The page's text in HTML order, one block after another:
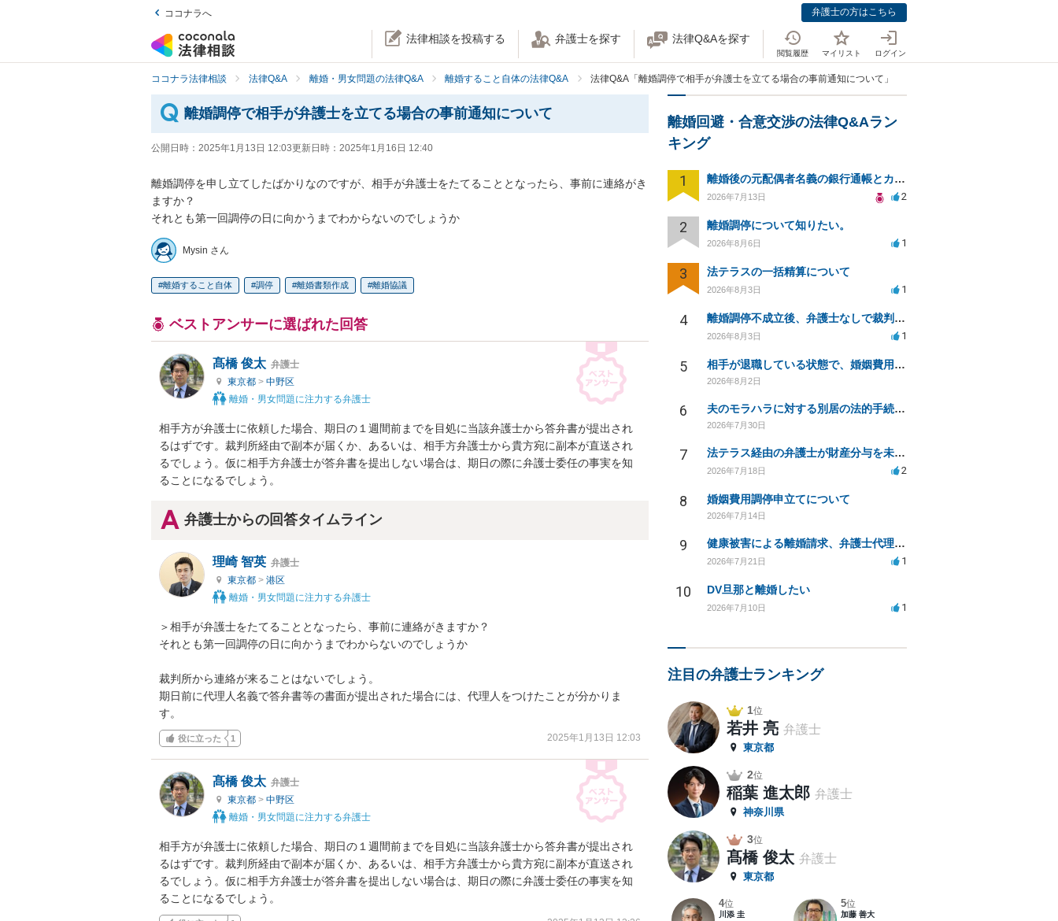
ココナラへ 弁護士の方はこちら
法律相談を投稿する 弁護士を探す 法律Q&Aを探す
閲覧履歴 マイリスト ログイン
ココナラ法律相談 法律Q&A 離婚・男女問題の法律Q&A 離婚すること自体の法律Q&A 法律Q&A「離婚調停で相手が弁護士を立てる場合の事前通知について」
離婚調停で相手が弁護士を立てる場合の事前通知について
公開日時： 2025年1月13日 12:03更新日時： 2025年1月16日 12:40
離婚調停を申し立てしたばかりなのですが、相手が弁護士をたてることとなったら、事前に連絡がき
ますか？
それとも第一回調停の日に向かうまでわからないのでしょうか
Mysin さん
離婚すること自体 調停 離婚書類作成 離婚協議
ベストアンサーに選ばれた回答
髙橋 俊太 弁護士
東京都 > 中野区
離婚・男女問題に注力する弁護士
相手方が弁護士に依頼した場合、期日の１週間前までを目処に当該弁護士から答弁書が提出され
るはずです。裁判所経由で副本が届くか、あるいは、相手方弁護士から貴方宛に副本が直送され
るでしょう。仮に相手方弁護士が答弁書を提出しない場合は、期日の際に弁護士委任の事実を知
ることになるでしょう。
弁護士からの回答タイムライン
理崎 智英 弁護士
東京都 > 港区
離婚・男女問題に注力する弁護士
＞相手が弁護士をたてることとなったら、事前に連絡がきますか？
それとも第一回調停の日に向かうまでわからないのでしょうか
裁判所から連絡が来ることはないでしょう。
期日前に代理人名義で答弁書等の書面が提出された場合には、代理人をつけたことが分かりま
す。
役に立った 1 2025年1月13日 12:03
髙橋 俊太 弁護士
東京都 > 中野区
離婚・男女問題に注力する弁護士
相手方が弁護士に依頼した場合、期日の１週間前までを目処に当該弁護士から答弁書が提出され
るはずです。裁判所経由で副本が届くか、あるいは、相手方弁護士から貴方宛に副本が直送され
るでしょう。仮に相手方弁護士が答弁書を提出しない場合は、期日の際に弁護士委任の事実を知
ることになるでしょう。
離婚回避・合意交渉の法律Q&Aラン
キング
1 離婚後の元配偶者名義の銀行通帳とカードの処分方法について
2026年7月13日 2
2 離婚調停について知りたい。
2026年8月6日 1
3 法テラスの一括精算について
2026年8月3日 1
4 離婚調停不成立後、弁護士なしで裁判を進める方法は？
2026年8月3日 1
5 相手が退職している状態で、婚姻費用分担請求は可能でしょうか？
2026年8月2日
6 夫のモラハラに対する別居の法的手続き相談
2026年7月30日
7 法テラス経由の弁護士が財産分与を未解決のまま放置
2026年7月18日 2
8 婚姻費用調停申立てについて
2026年7月14日
9 健康被害による離婚請求、弁護士代理で迅速な手続き希望
2026年7月21日 1
10 DV旦那と離婚したい
2026年7月10日 1
注目の弁護士ランキング
1位
若井 亮 弁護士
東京都
2位
稲葉 進太郎 弁護士
神奈川県
3位
髙橋 俊太 弁護士
東京都
4位
川添 圭
5位
加藤 善大